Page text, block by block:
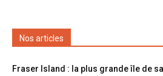
Nos articles
Fraser Island : la plus grande île de